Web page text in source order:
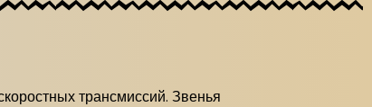
трансмиссий. Звенья